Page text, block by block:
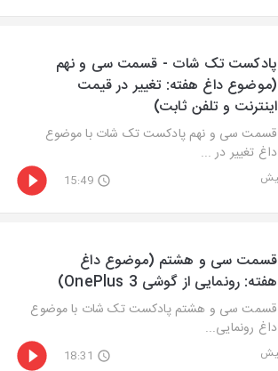
پادکست تک شات - قسمت سی و نهم
(موضوع داغ هفته: تغییر در قیمت
اینترنت و تلفن ثابت)
قسمت سی و نهم پادکست تک شات با موضوع
داغ تغییر در ...
15:49
قسمت سی و هشتم (موضوع داغ
هفته: رونمایی از گوشی OnePlus 3)
قسمت سی و هشتم پادکست تک شات با موضوع
داغ رونمایی...
18:31